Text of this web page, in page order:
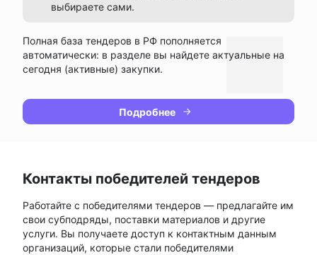
выбираете сами.
Полная база тендеров в РФ пополняется
автоматически: в разделе вы найдете актуальные на
сегодня (активные) закупки.
Подробнее
Контакты победителей тендеров
Работайте с победителями тендеров — предлагайте им
свои субподряды, поставки материалов и другие
услуги. Вы получаете доступ к контактным данным
организаций, которые стали победителями